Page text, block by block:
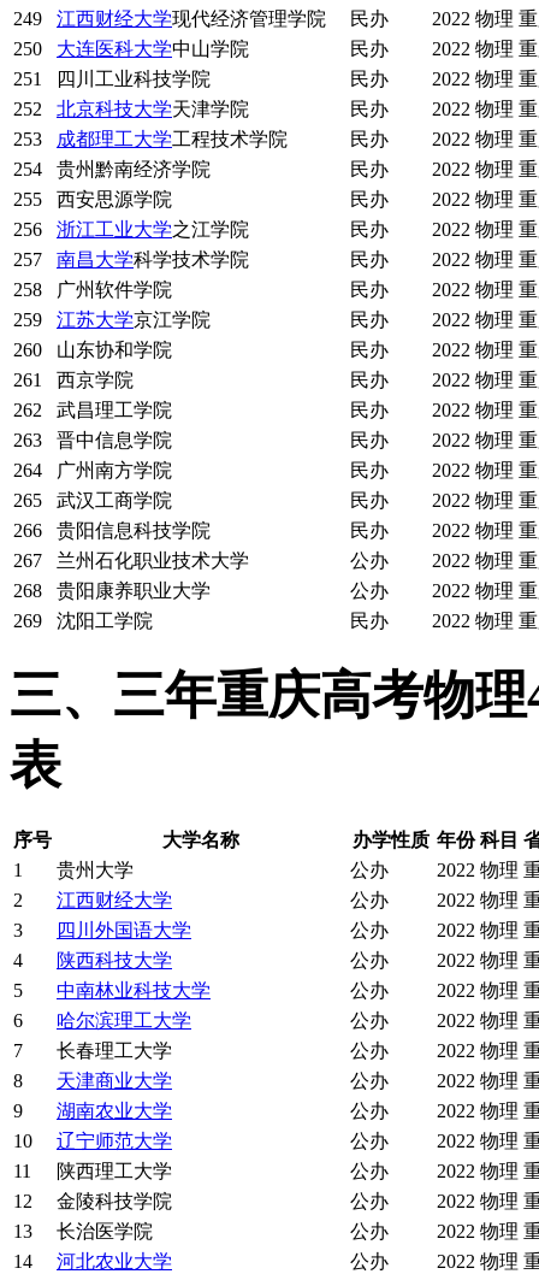
249
江西财经大学现代经济管理学院 民办 2022 物理
250
大连医科大学中山学院 民办 2022 物理
251
四川工业科技学院 民办 2022 物理
252
北京科技大学天津学院 民办 2022 物理
253
成都理工大学工程技术学院 民办 2022 物理
254
贵州黔南经济学院 民办 2022 物理
255
西安思源学院 民办 2022 物理
256
浙江工业大学之江学院 民办 2022 物理
257
南昌大学科学技术学院 民办 2022 物理
258
广州软件学院 民办 2022 物理
259
江苏大学京江学院 民办 2022 物理
260
山东协和学院 民办 2022 物理
261
西京学院 民办 2022 物理
262
武昌理工学院 民办 2022 物理
263
晋中信息学院 民办 2022 物理
264
广州南方学院 民办 2022 物理
265
武汉工商学院 民办 2022 物理
266
贵阳信息科技学院 民办 2022 物理
267
兰州石化职业技术大学 公办 2022 物理
268
贵阳康养职业大学 公办 2022 物理
269
沈阳工学院 民办 2022 物理
三、三年重庆高考物
表
序号 大学名称 办学性质 年份 科目
1
贵州大学 公办 2022 物理
2
江西财经大学 公办 2022 物理
3
四川外国语大学 公办 2022 物理
4
陕西科技大学 公办 2022 物理
5
中南林业科技大学 公办 2022 物理
6
哈尔滨理工大学 公办 2022 物理
7
长春理工大学 公办 2022 物理
8
天津商业大学 公办 2022 物理
9
湖南农业大学 公办 2022 物理
10
辽宁师范大学 公办 2022 物理
11
陕西理工大学 公办 2022 物理
12
金陵科技学院 公办 2022 物理
13
长治医学院 公办 2022 物理
14
河北农业大学 公办 2022 物理